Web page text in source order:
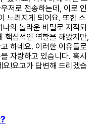
저로 전송하는데, 이로 인
느려지게 되어요. 또한 스
의 놀라운 비밀로 지적되
핵심적인 역할을 해왔지만,
하네요. 이러한 이유들로
자랑하고 있습니다. 혹시
!요고가 답변해 드리겠습